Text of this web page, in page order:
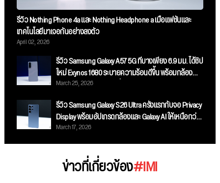
รีวิว Nothing Phone 4a และ Nothing Headphone a เมื่อแฟชั่นและ
เทคโนโลยีมาเจอกันอย่างลงตัว
April 02, 2026
รีวิว Samsung Galaxy A57 5G ที่บางเพียง 6.9 มม. ได้ชิป
ใหม่ Exynos 1680 ระบายความร้อนดีขึ้น พร้อมกล้อง
Ultra-Wide 4K ในราคาเริ่มต้น 16,999 บาท
March 25, 2026
รีวิว Samsung Galaxy S26 Ultra ครั้งแรกกับจอ Privacy
Display พร้อมอัปเกรดกล้องและ Galaxy AI ให้เหนือกว่า
เดิม
March 17, 2026
ข่าวที่เกี่ยวข้อง#IMI